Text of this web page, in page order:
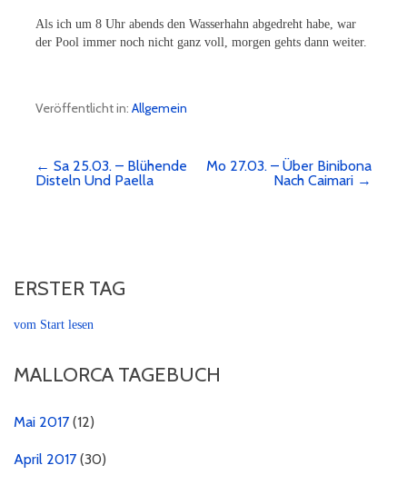
Als ich um 8 Uhr abends den Wasserhahn abgedreht habe, war
der Pool immer noch nicht ganz voll, morgen gehts dann weiter.
Veröffentlicht in: Allgemein
Beitragsnavigation
← Sa 25.03. – Blühende
Disteln Und Paella
Mo 27.03. – Über Binibona
Nach Caimari →
ERSTER TAG
vom Start lesen
MALLORCA TAGEBUCH
Mai 2017 (12)
April 2017 (30)